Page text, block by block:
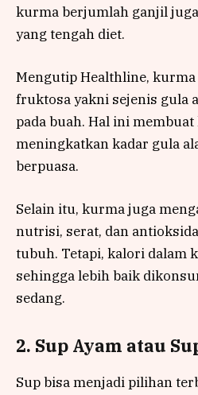
kurma berjumlah ganjil
yang tengah diet.
Mengutip Healthline,
fruktosa yakni sejenis gula
pada buah. Hal ini
meningkatkan kadar gula
berpuasa.
Selain itu, kurma juga
nutrisi, serat, dan
tubuh. Tetapi, kalori dalam
sehingga lebih baik
sedang.
2. Sup Ayam atau
Sup bisa menjadi pilihan